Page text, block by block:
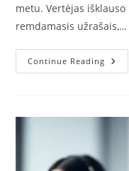
metu. Vertėjas
remdamasis užrašais,…
Continue Reading